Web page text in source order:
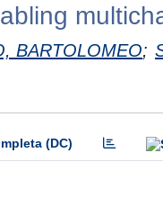
BARTOLOMEO;
(DC)